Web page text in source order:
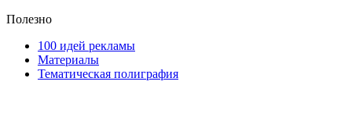
Полезно
100 идей рекламы
Материалы
Тематическая полиграфия